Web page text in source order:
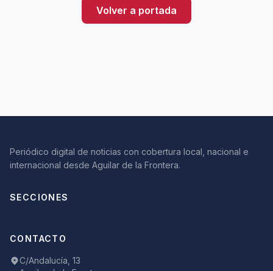
Volver a portada
Periódico digital de noticias con cobertura local, nacional e
internacional desde Aguilar de la Frontera.
SECCIONES
CONTACTO
C/Andalucía, 13